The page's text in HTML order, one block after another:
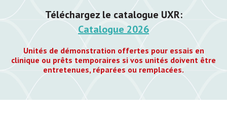
Téléchargez le catalogue UXR:
Catalogue 2026
Unités de démonstration offertes pour essais en
clinique ou prêts temporaires si vos unités doivent être
entretenues, réparées ou remplacées.